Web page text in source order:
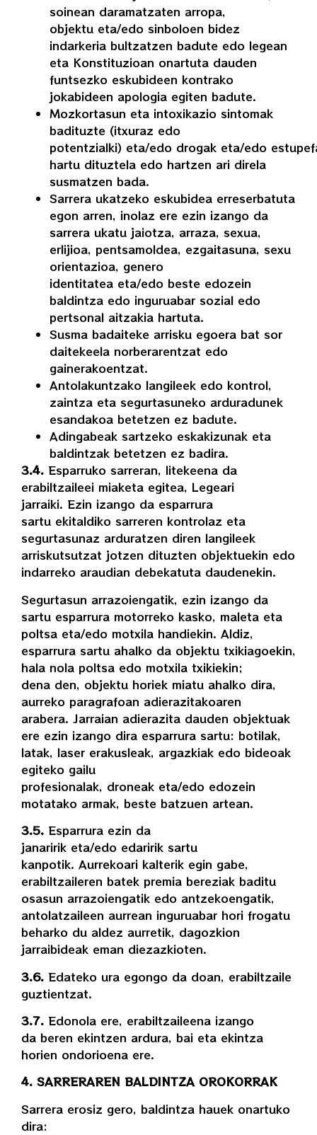
soinean daramatzaten arropa,
objektu eta/edo sinboloen bidez
indarkeria bultzatzen badute edo legean
eta Konstituzioan onartuta dauden
funtsezko eskubideen kontrako
jokabideen apologia egiten badute.
Mozkortasun eta intoxikazio sintomak
badituzte (itxuraz edo
potentzialki) eta/edo drogak eta/edo
hartu dituztela edo hartzen ari direla
susmatzen bada.
Sarrera ukatzeko eskubidea erreserbatuta
egon arren, inolaz ere ezin izango da
sarrera ukatu jaiotza, arraza, sexua,
erlijioa, pentsamoldea, ezgaitasuna, sexu
orientazioa, genero
identitatea eta/edo beste edozein
baldintza edo inguruabar sozial edo
pertsonal aitzakia hartuta.
Susma badaiteke arrisku egoera bat sor
daitekeela norberarentzat edo
gainerakoentzat.
Antolakuntzako langileek edo kontrol,
zaintza eta segurtasuneko arduradunek
esandakoa betetzen ez badute.
Adingabeak sartzeko eskakizunak eta
baldintzak betetzen ez badira.
3.4. Esparruko sarreran, litekeena da
erabiltzaileei miaketa egitea, Legeari
jarraiki. Ezin izango da esparrura
sartu ekitaldiko sarreren kontrolaz eta
segurtasunaz arduratzen diren langileek
arriskutsutzat jotzen dituzten objektuekin edo
indarreko araudian debekatuta daudenekin.
Segurtasun arrazoiengatik, ezin izango da
sartu esparrura motorreko kasko, maleta eta
poltsa eta/edo motxila handiekin. Aldiz,
esparrura sartu ahalko da objektu txikiagoekin,
hala nola poltsa edo motxila txikiekin;
dena den, objektu horiek miatu ahalko dira,
aurreko paragrafoan adierazitakoaren
arabera. Jarraian adierazita dauden objektuak
ere ezin izango dira esparrura sartu: botilak,
latak, laser erakusleak, argazkiak edo bideoak
egiteko gailu
profesionalak, droneak eta/edo edozein
motatako armak, beste batzuen artean.
3.5. Esparrura ezin da
janaririk eta/edo edaririk sartu
kanpotik. Aurrekoari kalterik egin gabe,
erabiltzaileren batek premia bereziak baditu
osasun arrazoiengatik edo antzekoengatik,
antolatzaileen aurrean inguruabar hori frogatu
beharko du aldez aurretik, dagozkion
jarraibideak eman diezazkioten.
3.6. Edateko ura egongo da doan, erabiltzaile
guztientzat.
3.7. Edonola ere, erabiltzaileena izango
da beren ekintzen ardura, bai eta ekintza
horien ondorioena ere.
4. SARRERAREN BALDINTZA OROKORRAK
Sarrera erosiz gero, baldintza hauek onartuko
dira: